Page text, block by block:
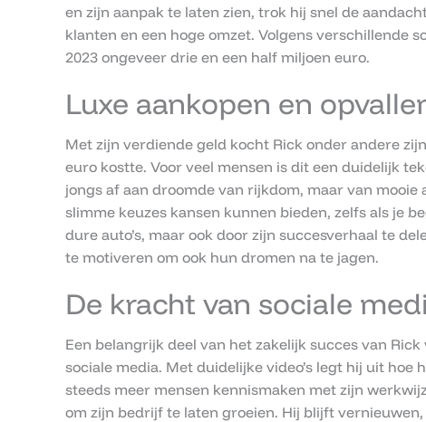
en zijn aanpak te laten zien, trok hij snel de
klanten en een hoge omzet. Volgens verschillende
2023 ongeveer drie en een half miljoen euro.
Luxe aankopen en
Met zijn verdiende geld kocht Rick onder andere
euro kostte. Voor veel mensen is dit een duidelijk
jongs af aan droomde van rijkdom, maar van mooie
slimme keuzes kansen kunnen bieden, zelfs als je
dure auto’s, maar ook door zijn succesverhaal te
te motiveren om ook hun dromen na te jagen.
De kracht van sociale
Een belangrijk deel van het zakelijk succes van
sociale media. Met duidelijke video’s legt hij uit
steeds meer mensen kennismaken met zijn
om zijn bedrijf te laten groeien. Hij blijft